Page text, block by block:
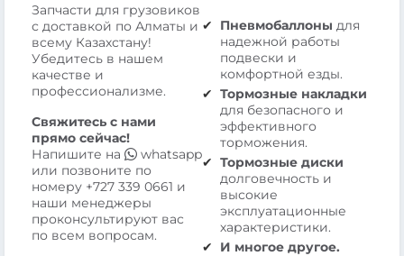
Запчасти для грузовиков
с доставкой по Алматы и
всему Казахстану!
Убедитесь в нашем
качестве и
профессионализме.
Свяжитесь с нами
прямо сейчас!
Напишите на
whatsapp
или позвоните по
номеру +727 339 0661 и
наши менеджеры
проконсультируют вас
по всем вопросам.
Пневмобаллоны для
надежной работы
подвески и
комфортной езды.
Тормозные накладки
для безопасного и
эффективного
торможения.
Тормозные диски
долговечность и
высокие
эксплуатационные
характеристики.
И многое другое.